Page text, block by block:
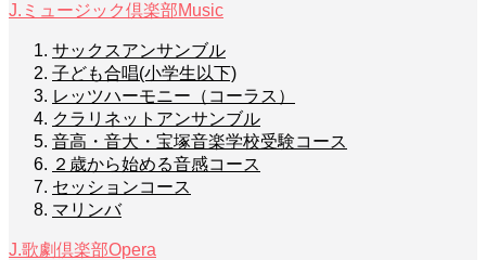
J.ミュージック倶楽部Music
サックスアンサンブル
子ども合唱(小学生以下)
レッツハーモニー（コーラス）
クラリネットアンサンブル
音高・音大・宝塚音楽学校受験コース
２歳から始める音感コース
セッションコース
マリンバ
J.歌劇倶楽部Opera